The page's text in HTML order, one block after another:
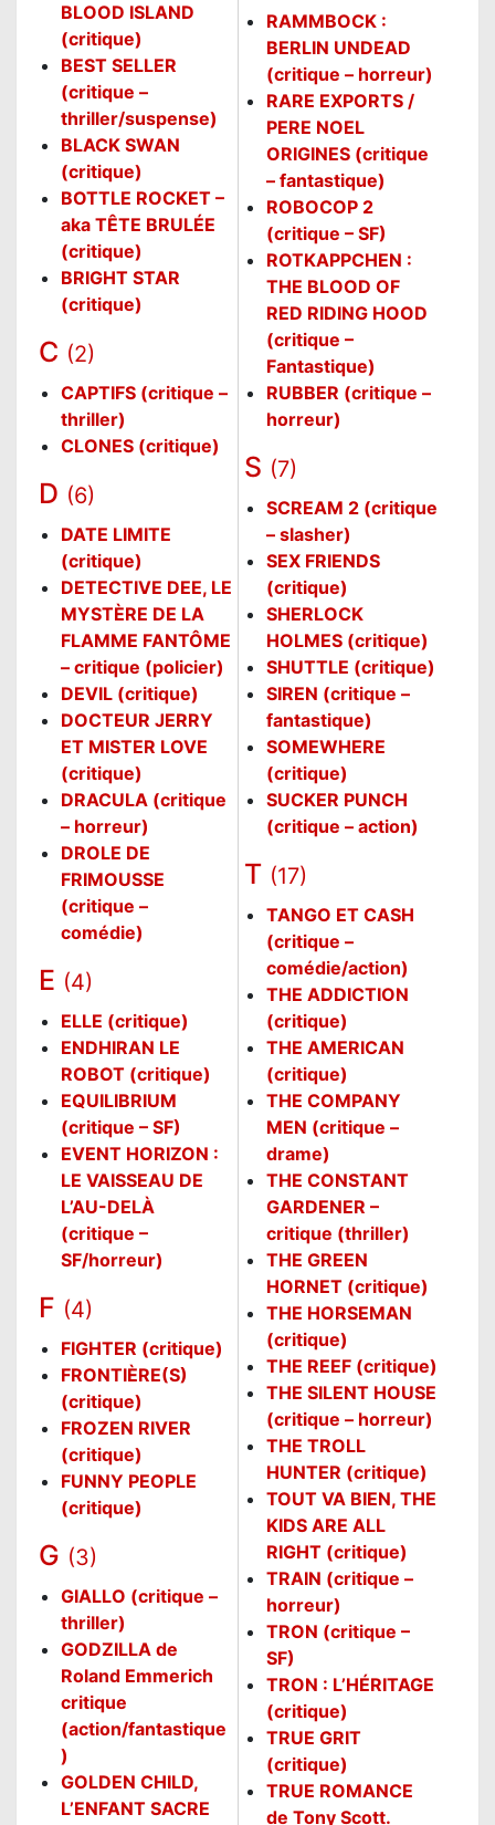
BLOOD ISLAND
(critique)
BEST SELLER
(critique –
thriller/suspense)
BLACK SWAN
(critique)
BOTTLE ROCKET –
aka TÊTE BRULÉE
(critique)
BRIGHT STAR
(critique)
C (2)
CAPTIFS (critique –
thriller)
CLONES (critique)
D (6)
DATE LIMITE
(critique)
DETECTIVE DEE, LE
MYSTÈRE DE LA
FLAMME FANTÔME
– critique (policier)
DEVIL (critique)
DOCTEUR JERRY
ET MISTER LOVE
(critique)
DRACULA (critique
– horreur)
DROLE DE
FRIMOUSSE
(critique –
comédie)
E (4)
ELLE (critique)
ENDHIRAN LE
ROBOT (critique)
EQUILIBRIUM
(critique – SF)
EVENT HORIZON :
LE VAISSEAU DE
L’AU-DELÀ
(critique –
SF/horreur)
F (4)
FIGHTER (critique)
FRONTIÈRE(S)
(critique)
FROZEN RIVER
(critique)
FUNNY PEOPLE
(critique)
G (3)
GIALLO (critique –
thriller)
GODZILLA de
Roland Emmerich
critique
(action/fantastique
)
GOLDEN CHILD,
L’ENFANT SACRE
RAMMBOCK :
BERLIN UNDEAD
(critique – horreur)
RARE EXPORTS /
PERE NOEL
ORIGINES (critique
– fantastique)
ROBOCOP 2
(critique – SF)
ROTKAPPCHEN :
THE BLOOD OF
RED RIDING HOOD
(critique –
Fantastique)
RUBBER (critique –
horreur)
S (7)
SCREAM 2 (critique
– slasher)
SEX FRIENDS
(critique)
SHERLOCK
HOLMES (critique)
SHUTTLE (critique)
SIREN (critique –
fantastique)
SOMEWHERE
(critique)
SUCKER PUNCH
(critique – action)
T (17)
TANGO ET CASH
(critique –
comédie/action)
THE ADDICTION
(critique)
THE AMERICAN
(critique)
THE COMPANY
MEN (critique –
drame)
THE CONSTANT
GARDENER –
critique (thriller)
THE GREEN
HORNET (critique)
THE HORSEMAN
(critique)
THE REEF (critique)
THE SILENT HOUSE
(critique – horreur)
THE TROLL
HUNTER (critique)
TOUT VA BIEN, THE
KIDS ARE ALL
RIGHT (critique)
TRAIN (critique –
horreur)
TRON (critique –
SF)
TRON : L’HÉRITAGE
(critique)
TRUE GRIT
(critique)
TRUE ROMANCE
de Tony Scott.